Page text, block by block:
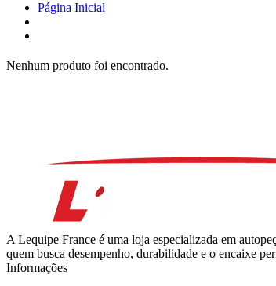
Página Inicial
Nenhum produto foi encontrado.
A Lequipe France é uma loja especializada em
quem busca desempenho, durabilidade e o encaixe
Informações